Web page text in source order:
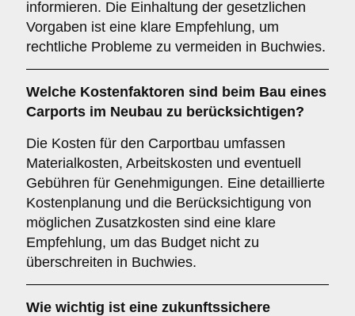
informieren. Die Einhaltung der gesetzlichen
Vorgaben ist eine klare Empfehlung, um
rechtliche Probleme zu vermeiden in Buchwies.
Welche Kostenfaktoren sind beim Bau eines
Carports im Neubau zu berücksichtigen?
Die Kosten für den Carportbau umfassen
Materialkosten, Arbeitskosten und eventuell
Gebühren für Genehmigungen. Eine detaillierte
Kostenplanung und die Berücksichtigung von
möglichen Zusatzkosten sind eine klare
Empfehlung, um das Budget nicht zu
überschreiten in Buchwies.
Wie wichtig ist eine zukunftssichere